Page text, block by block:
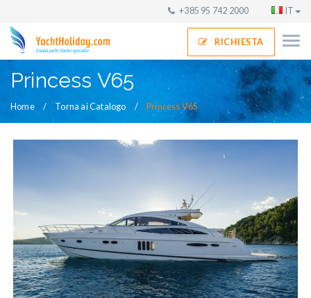
+385 95 742 2000 IT
RICHIESTA
Princess V65
Home Torna ai Catalogo Princess V65